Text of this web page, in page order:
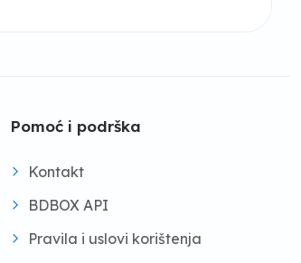
Pomoć i podrška
Kontakt
BDBOX API
Pravila i uslovi korištenja